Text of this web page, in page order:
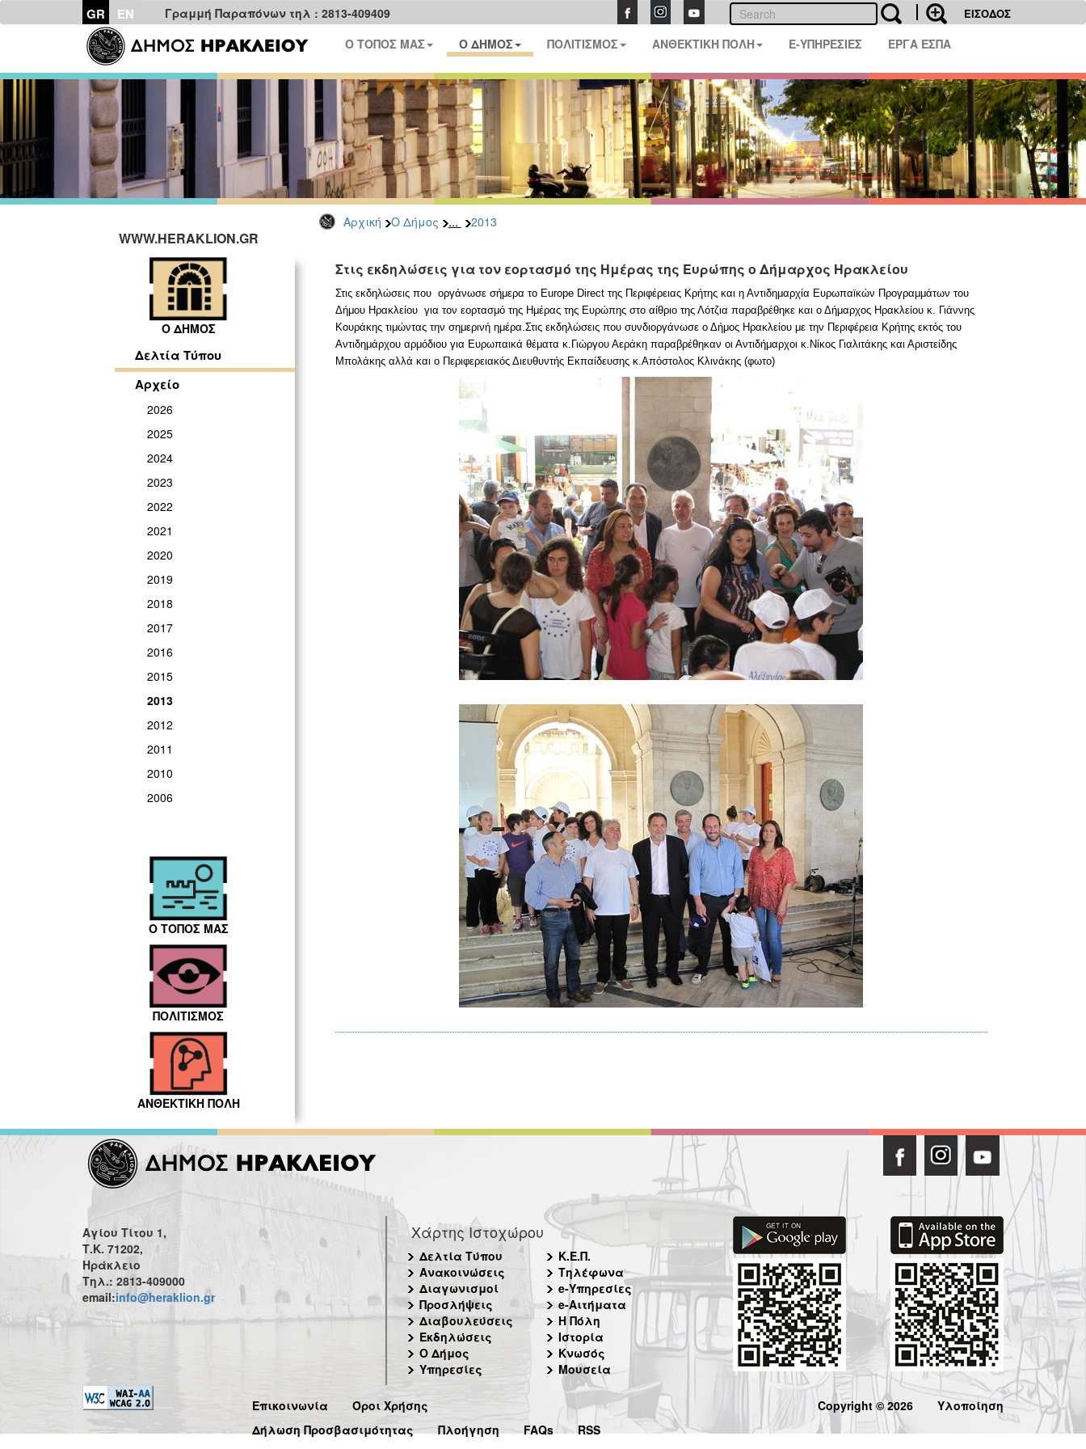
GR EN Γραμμή Παραπόνων τηλ : 2813-409409 ΕΙΣΟΔΟΣ
Ο ΤΟΠΟΣ ΜΑΣ Ο ΔΗΜΟΣ ΠΟΛΙΤΙΣΜΟΣ ΑΝΘΕΚΤΙΚΗ ΠΟΛΗ E-ΥΠΗΡΕΣΙΕΣ ΕΡΓΑ ΕΣΠΑ
Αρχική Ο Δήμος ... 2013
WWW.HERAKLION.GR
Ο ΔΗΜΟΣ
Δελτία Τύπου
Αρχείο
2026
2025
2024
2023
2022
2021
2020
2019
2018
2017
2016
2015
2013
2012
2011
2010
2006
Ο ΤΟΠΟΣ ΜΑΣ
ΠΟΛΙΤΙΣΜΟΣ
ΑΝΘΕΚΤΙΚΗ ΠΟΛΗ
Στις εκδηλώσεις για τον εορτασμό της Ημέρας της Ευρώπης ο Δήμαρχος Ηρακλείου
Στις εκδηλώσεις που οργάνωσε σήμερα το Europe Direct της Περιφέρειας Κρήτης και η Αντιδημαρχία Ευρωπαϊκών Προγραμμάτων του
Δήμου Ηρακλείου για τον εορτασμό της Ημέρας της Ευρώπης στο αίθριο της Λότζια παραβρέθηκε και ο Δήμαρχος Ηρακλείου κ. Γιάννης
Κουράκης τιμώντας την σημερινή ημέρα.Στις εκδηλώσεις που συνδιοργάνωσε ο Δήμος Ηρακλείου με την Περιφέρεια Κρήτης εκτός του
Αντιδημάρχου αρμόδιου για Ευρωπαικά θέματα κ.Γιώργου Αεράκη παραβρέθηκαν οι Αντιδήμαρχοι κ.Νίκος Γιαλιτάκης και Αριστείδης
Μπολάκης αλλά και ο Περιφερειακός Διευθυντής Εκπαίδευσης κ.Απόστολος Κλινάκης (φωτο)
Αγίου Τίτου 1,
Τ.Κ. 71202,
Ηράκλειο
Τηλ.: 2813-409000
email:info@heraklion.gr
Χάρτης Ιστοχώρου
Δελτία Τύπου
Ανακοινώσεις
Διαγωνισμοί
Προσλήψεις
Διαβουλεύσεις
Εκδηλώσεις
Ο Δήμος
Υπηρεσίες
Κ.Ε.Π.
Τηλέφωνα
e-Υπηρεσίες
e-Αιτήματα
Η Πόλη
Ιστορία
Κνωσός
Μουσεία
Επικοινωνία
Όροι Χρήσης
Δήλωση Προσβασιμότητας
Πλοήγηση FAQs RSS
Copyright © 2026 Υλοποίηση